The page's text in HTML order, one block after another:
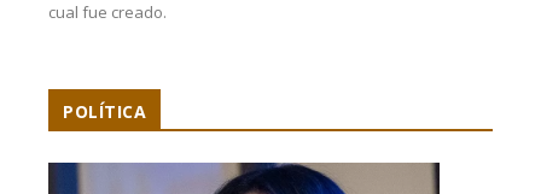
cual fue creado.
POLÍTICA